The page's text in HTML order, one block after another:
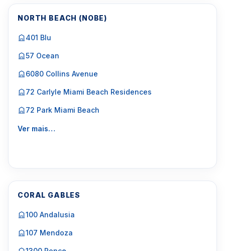
NORTH BEACH (NOBE)
401 Blu
57 Ocean
6080 Collins Avenue
72 Carlyle Miami Beach Residences
72 Park Miami Beach
Ver mais…
CORAL GABLES
100 Andalusia
107 Mendoza